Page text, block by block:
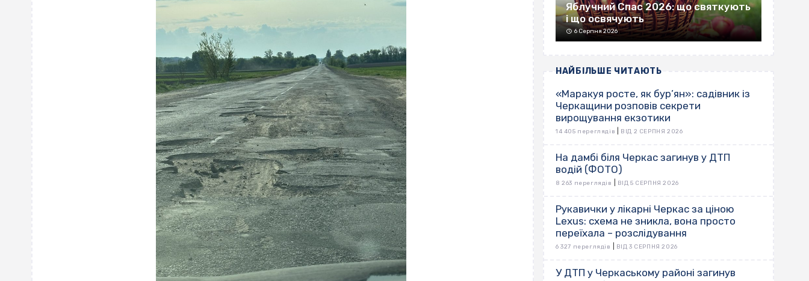
Яблучний Спас 2026: що святкують
і що освячують
6 Серпня 2026
НАЙБІЛЬШЕ ЧИТАЮТЬ
«Маракуя росте, як бур’ян»: садівник із
Черкащини розповів секрети
вирощування екзотики
14 405 переглядів ВІД 2 СЕРПНЯ 2026
На дамбі біля Черкас загинув у ДТП
водій (ФОТО)
8 263 переглядів ВІД 5 СЕРПНЯ 2026
Рукавички у лікарні Черкас за ціною
Lexus: схема не зникла, вона просто
переїхала – розслідування
6 327 переглядів ВІД 3 СЕРПНЯ 2026
У ДТП у Черкаському районі загинув